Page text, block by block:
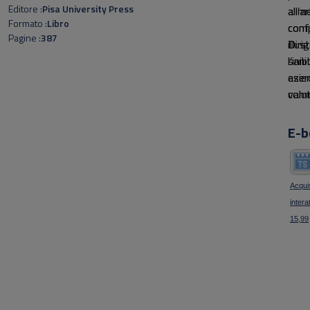
Editore Pisa University Press
Formato Libro
Pagine 387
E-
15,99